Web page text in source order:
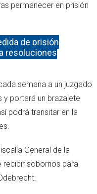
permanecer en prisión
de prisión
resoluciones
semana a un juzgado
y portará un brazalete
podrá transitar en la
General de la
recibir sobornos para